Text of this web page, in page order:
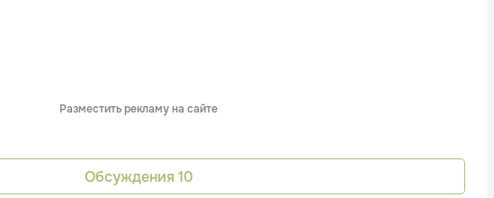
Разместить рекламу на сайте
Обсуждения 10